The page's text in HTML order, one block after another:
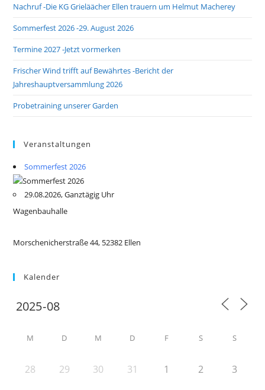
Nachruf -Die KG Grieläächer Ellen trauern um Helmut Macherey
Sommerfest 2026 -29. August 2026
Termine 2027 -Jetzt vormerken
Frischer Wind trifft auf Bewährtes -Bericht der
Jahreshauptversammlung 2026
Probetraining unserer Garden
Veranstaltungen
Sommerfest 2026
29.08.2026, Ganztägig Uhr
Wagenbauhalle
Morschenicherstraße 44, 52382 Ellen
Kalender
M D M D F S S
28 29 30 31 1 2 3